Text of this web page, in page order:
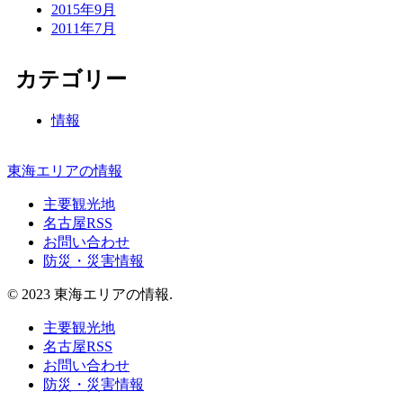
2015年9月
2011年7月
カテゴリー
情報
東海エリアの情報
主要観光地
名古屋RSS
お問い合わせ
防災・災害情報
© 2023 東海エリアの情報.
主要観光地
名古屋RSS
お問い合わせ
防災・災害情報